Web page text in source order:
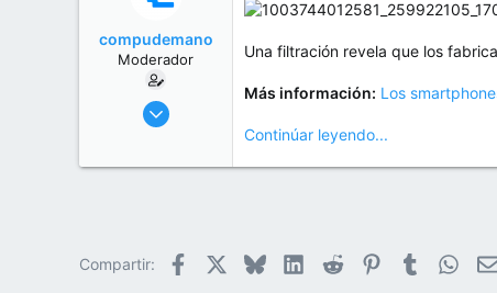
r
m
compudemano
Moderador
26 Jul 2013
Una filtración revela que los
Más información: Los
Continúar leyendo...
Compartir: Facebook BlueskyLinkedIn
Reddit PinterestTumblr